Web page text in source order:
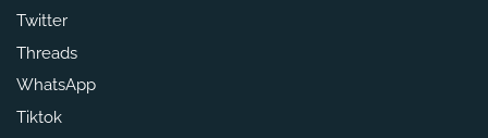
Twitter
Threads
WhatsApp
Tiktok